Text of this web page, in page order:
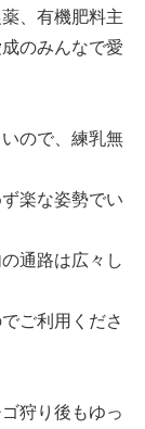
、有機肥料主
のみんなで愛
ので、練乳無
楽な姿勢でい
通路は広々し
ご利用くださ
狩り後もゆっ